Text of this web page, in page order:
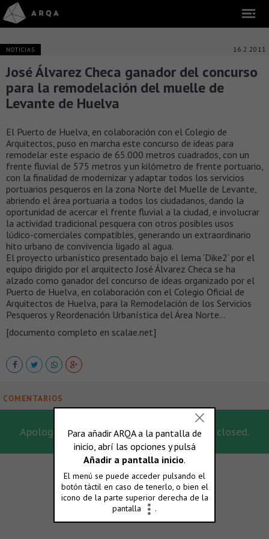
NOTICIAS 16.2.2011
José Álvarez Checa ganador del concurso
para la remodelación del muelle de
Levante de Huelva
El Puerto de Huelva, en colaboración con el Colegio de
Arquitectos, puso en marcha este concurso de ideas para
remodelar este espacio de 65.000 metros cuadrados, con un
frente fluvial de 575 metros y un kilómetro de frente portuario,
con la finalidad de modernizar y adaptar todos los servicios
portuarios pesqueros en la zona Norte del Muelle de Levante,
abriendo el área portuaria a todos los ciudadanos, dando la
oportunidad de acercar el frente fluvial a la ciudad, e involucrar
la actividad tradicional pesquera con otros posibles usos
lúdico-comerciales compatibles, generando un extraordinario
hito urbano de convivencia ligado al agua.
El proyecto urbanístico presentado bajo el lema ‘Dike2’ por el
equipo dirigido por el arquitecto José Álvarez Checa se ha
alzado como ganador del concurso de ideas organizado por el
Puerto de Huelva, en colaboración con el Colegio Oficial de
Arquitectos de Huelva, para la Remodelación de los Servicios
Pesqueros y Reordenación Urbanística del Área Norte…
[documento completo en scalae.net]
COMENTARIOS
Apologies, for this post the comments are closed.